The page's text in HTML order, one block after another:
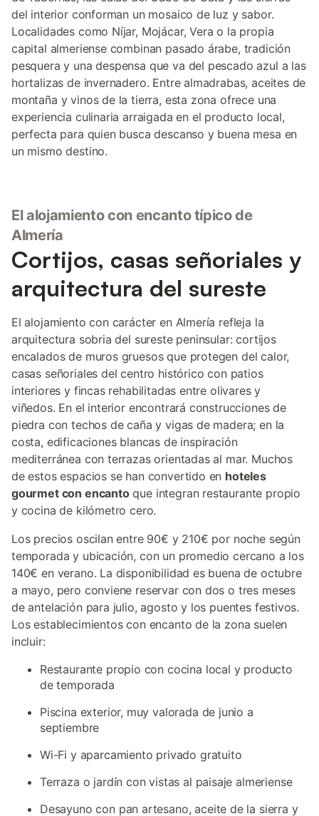
del interior conforman un mosaico de luz y sabor.
Localidades como Níjar, Mojácar, Vera o la propia
capital almeriense combinan pasado árabe, tradición
pesquera y una despensa que va del pescado azul a las
hortalizas de invernadero. Entre almadrabas, aceites de
montaña y vinos de la tierra, esta zona ofrece una
experiencia culinaria arraigada en el producto local,
perfecta para quien busca descanso y buena mesa en
un mismo destino.
El alojamiento con encanto típico de
Almería
Cortijos, casas señoriales y
arquitectura del sureste
El alojamiento con carácter en Almería refleja la
arquitectura sobria del sureste peninsular: cortijos
encalados de muros gruesos que protegen del calor,
casas señoriales del centro histórico con patios
interiores y fincas rehabilitadas entre olivares y
viñedos. En el interior encontrará construcciones de
piedra con techos de caña y vigas de madera; en la
costa, edificaciones blancas de inspiración
mediterránea con terrazas orientadas al mar. Muchos
de estos espacios se han convertido en hoteles
gourmet con encantoque integran restaurante propio
y cocina de kilómetro cero.
Los precios oscilan entre 90€ y 210€ por noche según
temporada y ubicación, con un promedio cercano a los
140€ en verano. La disponibilidad es buena de octubre
a mayo, pero conviene reservar con dos o tres meses
de antelación para julio, agosto y los puentes festivos.
Los establecimientos con encanto de la zona suelen
incluir:
Restaurante propio con cocina local y producto
de temporada
Piscina exterior, muy valorada de junio a
septiembre
Wi-Fi y aparcamiento privado gratuito
Terraza o jardín con vistas al paisaje almeriense
Desayuno con pan artesano, aceite de la sierra y